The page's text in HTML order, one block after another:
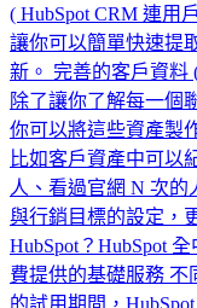
( HubSpot CRM 連用
讓你可以簡單快速提
新。 完善的客戶資料
除了讓你了解每一個
你可以將這些資產製
比如客戶資產中可以
人、看過官網 N 次
與行銷目標的設定，
HubSpot？HubSpot
費提供的基礎服務 不